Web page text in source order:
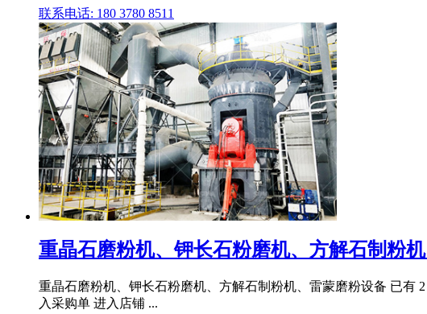
联系电话: 180 3780 8511
重晶石磨粉机、钾长石粉磨机、方解石制粉
重晶石磨粉机、钾长石粉磨机、方解石制粉机、雷蒙磨粉设备 已有
入采购单 进入店铺 ...